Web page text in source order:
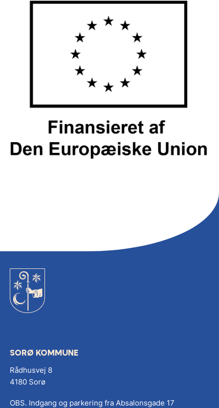
SORØ KOMMUNE
Rådhusvej 8
4180 Sorø
OBS. Indgang og parkering fra Absalonsgade 17